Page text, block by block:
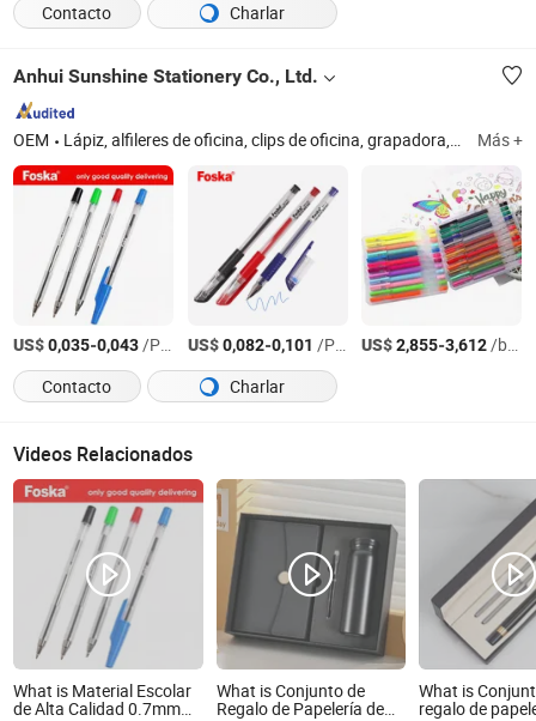
Contacto
Charlar
Anhui Sunshine Stationery Co., Ltd.
OEM Lápiz, alfileres de oficina, clips de oficina, grapadora, grapadora, perforadora, organizador de oficina, archivo de documentos, pegamento Más +
US$0,035-0,043/Pieza US$0,082-0,101 /Pieza US$2,855-3,612/box
Contacto
Charlar
Videos Relacionados
What is Material Escolar
de Alta Calidad 0.7mm
What is Conjunto de
Regalo de Papelería de
What is
regalo de